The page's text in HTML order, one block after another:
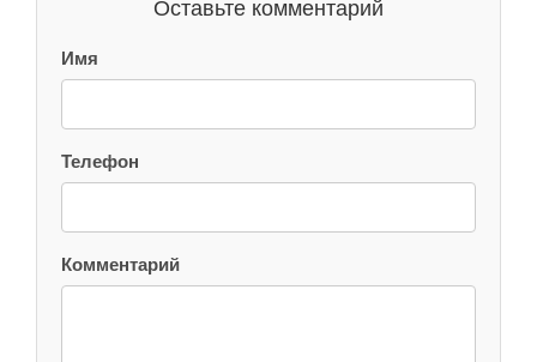
Оставьте комментарий
Имя
Телефон
Комментарий